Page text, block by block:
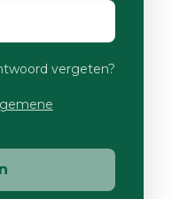
vergeten?